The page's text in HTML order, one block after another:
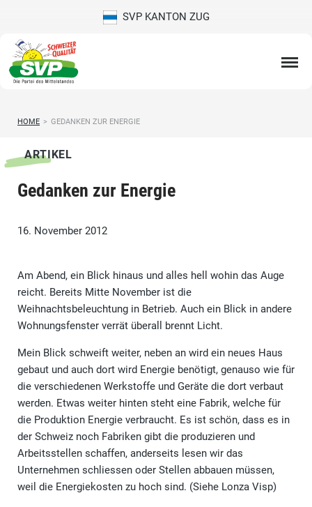
SVP KANTON ZUG
HOME > GEDANKEN ZUR ENERGIE
ARTIKEL
Gedanken zur Energie
16. November 2012
Am Abend, ein Blick hinaus und alles hell wohin das Auge
reicht. Bereits Mitte November ist die
Weihnachtsbeleuchtung in Betrieb. Auch ein Blick in andere
Wohnungsfenster verrät überall brennt Licht.
Mein Blick schweift weiter, neben an wird ein neues Haus
gebaut und auch dort wird Energie benötigt, genauso wie für
die verschiedenen Werkstoffe und Geräte die dort verbaut
werden. Etwas weiter hinten steht eine Fabrik, welche für
die Produktion Energie verbraucht. Es ist schön, dass es in
der Schweiz noch Fabriken gibt die produzieren und
Arbeitsstellen schaffen, anderseits lesen wir das
Unternehmen schliessen oder Stellen abbauen müssen,
weil die Energiekosten zu hoch sind. (Siehe Lonza Visp)